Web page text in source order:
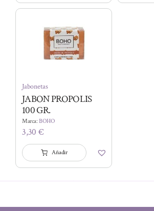
Jabonetas
JABON PROPOLIS
100 GR.
Marca:BOHO
3,30€
Añadir